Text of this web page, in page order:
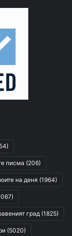
писма (206)
на деня (1964)
град (1825)
(5020)